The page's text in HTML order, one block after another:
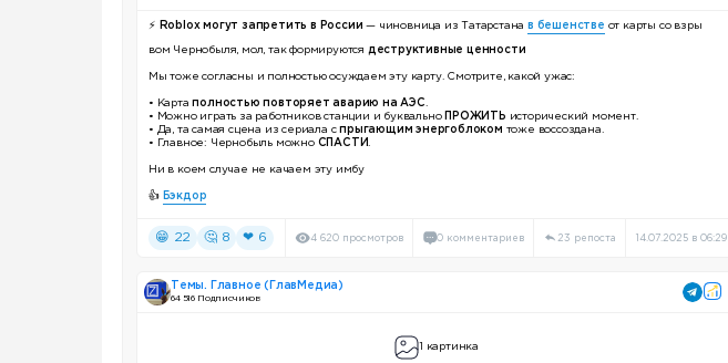
⚡️ Roblox могут запретить в России — чиновница из Татарстана в бешенстве от карты со взры
вом Чернобыля, мол, так формируются деструктивные ценности
Мы тоже согласны и полностью осуждаем эту карту. Смотрите, какой ужас:
• Карта полностью повторяет аварию на АЭС.
• Можно играть за работников станции и буквально
ПРОЖИТЬ исторический момент.
• Да, та самая сцена из сериала с прыгающим энергоблоком тоже воссоздана.
• Главное: Чернобыль можно СПАСТИ.
Ни в коем случае не качаем эту имбу
👍 Бэкдор
😁 22 🤔 8 ❤ 6 4 620 просмотров 0 комментариев 23 репоста 14.07.2025 в 06:29
Темы. Главное (ГлавМедиа)
64 516 Подписчиков
1 картинка